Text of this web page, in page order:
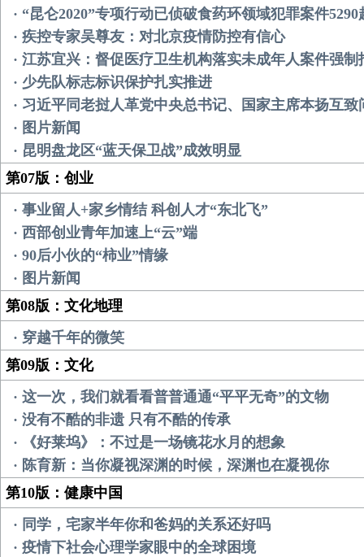
· “昆仑2020”专项行动已侦破食药环领域犯罪案件5290
· 疾控专家吴尊友：对北京疫情防控有信心
· 江苏宜兴：督促医疗卫生机构落实未成年人案件强制
· 少先队标志标识保护扎实推进
· 习近平同老挝人革党中央总书记、国家主席本扬互致
· 图片新闻
· 昆明盘龙区“蓝天保卫战”成效明显
第07版：创业
· 事业留人+家乡情结 科创人才“东北飞”
· 西部创业青年加速上“云”端
· 90后小伙的“柿业”情缘
· 图片新闻
第08版：文化地理
· 穿越千年的微笑
第09版：文化
· 这一次，我们就看看普普通通“平平无奇”的文物
· 没有不酷的非遗 只有不酷的传承
· 《好莱坞》：不过是一场镜花水月的想象
· 陈育新：当你凝视深渊的时候，深渊也在凝视你
第10版：健康中国
· 同学，宅家半年你和爸妈的关系还好吗
· 疫情下社会心理学家眼中的全球困境